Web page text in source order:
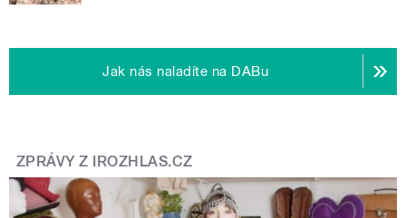
Jak nás naladíte na DABu
ZPRÁVY Z IROZHLAS.CZ